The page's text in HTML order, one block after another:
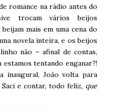
romance na rádio antes do
trocam vários beijos
mais em uma cena do
novela inteira, e os beijos
não – afinal de contas,
estamos tentando enganar?!
inaugural, João volta para
e contar, todo feliz, que